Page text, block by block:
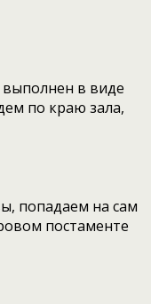
в виде
по краю зала,
попадаем на сам
постаменте